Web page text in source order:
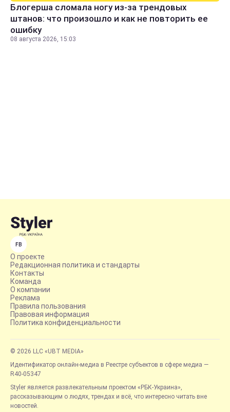
Блогерша сломала ногу из-за трендовых
штанов: что произошло и как не повторить ее
ошибку
08 августа 2026, 15:03
FB
О проекте
Редакционная политика и стандарты
Контакты
Команда
О компании
Реклама
Правила пользования
Правовая информация
Политика конфиденциальности
© 2026 LLC «UBT MEDIA»
Идентификатор онлайн-медиа в Реестре субъектов в сфере медиа —
R40-05347
Styler является развлекательным проектом «РБК-Украина»,
рассказывающим о людях, трендах и всё, что интересно читать вне
новостей.